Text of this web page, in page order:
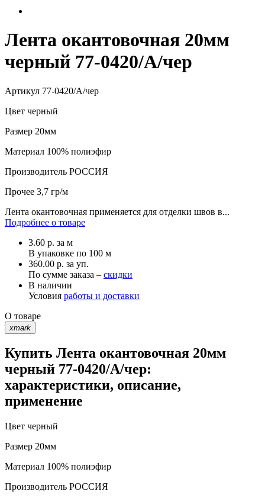
Лента окантовочная 20мм
черный 77-0420/А/чер
Артикул 77-0420/А/чер
Цвет черный
Размер 20мм
Материал 100% полиэфир
Производитель РОССИЯ
Прочее 3,7 гр/м
Лента окантовочная применяется для отделки швов в...
Подробнее о товаре
3.60 р. за м
В упаковке по 100 м
360.00 р. за уп.
По сумме заказа – скидки
В наличии
Условия работы и доставки
О товаре
xmark
Купить Лента окантовочная 20мм
черный 77-0420/А/чер:
характеристики, описание,
применение
Цвет черный
Размер 20мм
Материал 100% полиэфир
Производитель РОССИЯ